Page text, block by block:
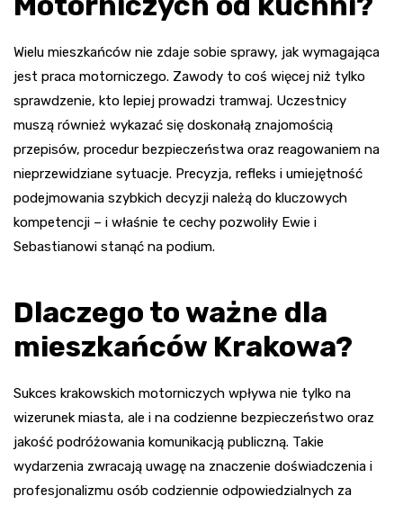
Wielu mieszkańców nie zdaje sobie sprawy, jak wymagająca
jest praca motorniczego. Zawody to coś więcej niż tylko
sprawdzenie, kto lepiej prowadzi tramwaj. Uczestnicy
muszą również wykazać się doskonałą znajomością
przepisów, procedur bezpieczeństwa oraz reagowaniem na
nieprzewidziane sytuacje. Precyzja, refleks i umiejętność
podejmowania szybkich decyzji należą do kluczowych
kompetencji – i właśnie te cechy pozwoliły Ewie i
Sebastianowi stanąć na podium.
Dlaczego to ważne dla
mieszkańców Krakowa?
Sukces krakowskich motorniczych wpływa nie tylko na
wizerunek miasta, ale i na codzienne bezpieczeństwo oraz
jakość podróżowania komunikacją publiczną. Takie
wydarzenia zwracają uwagę na znaczenie doświadczenia i
profesjonalizmu osób codziennie odpowiedzialnych za